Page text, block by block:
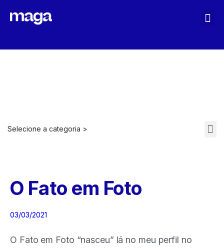
Selecione a categoria >
O Fato em Foto
03/03/2021
O Fato em Foto “nasceu” lá no meu perfil no